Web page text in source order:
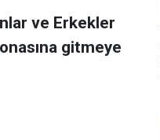
ve Erkekler
gitmeye